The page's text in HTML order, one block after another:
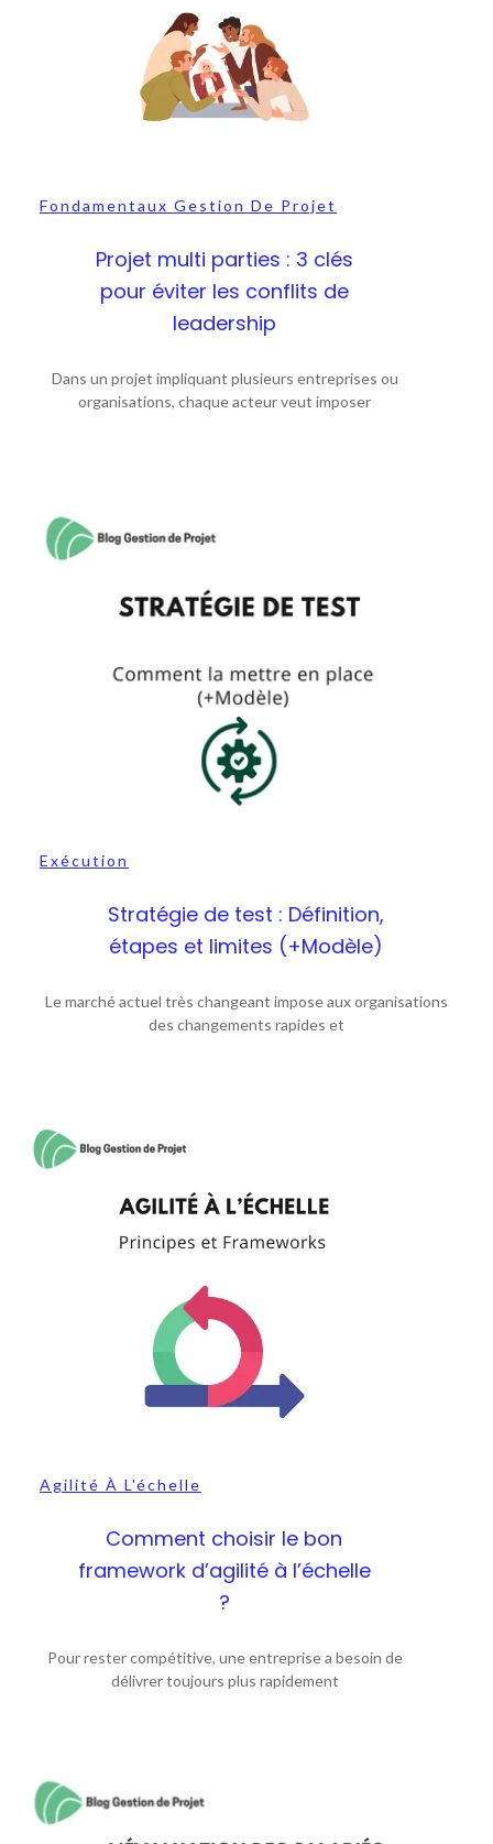
Fondamentaux Gestion De Projet
Projet multi parties : 3 clés
pour éviter les conflits de
leadership
Dans un projet impliquant plusieurs entreprises ou
organisations, chaque acteur veut imposer
Exécution
Stratégie de test : Définition,
étapes et limites (+Modèle)
Le marché actuel très changeant impose aux organisations
des changements rapides et
Agilité À L'échelle
Comment choisir le bon
framework d’agilité à l’échelle
?
Pour rester compétitive, une entreprise a besoin de
délivrer toujours plus rapidement